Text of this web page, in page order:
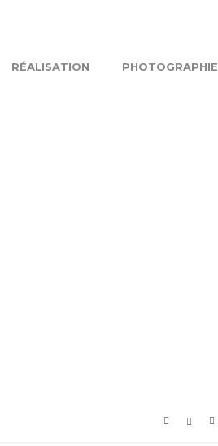
RÉALISATION PHOTOGRAPHIE